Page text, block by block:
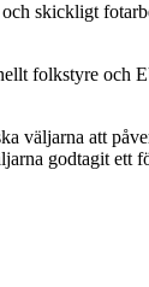
skickligt
folkstyre och
väljarna att
godtagit ett